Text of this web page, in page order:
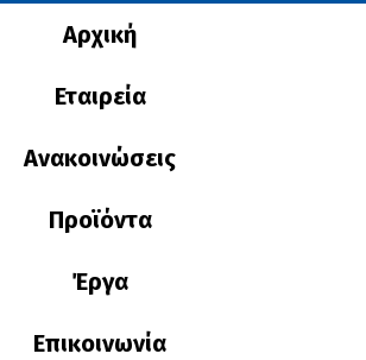
Αρχική
Εταιρεία
Ανακοινώσεις
Προϊόντα
Έργα
Επικοινωνία